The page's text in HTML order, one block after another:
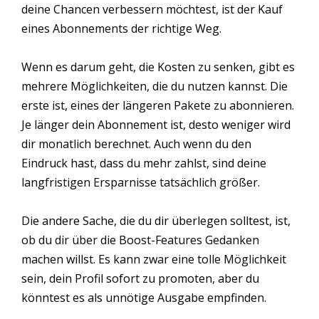
deine Chancen verbessern möchtest, ist der Kauf
eines Abonnements der richtige Weg.
Wenn es darum geht, die Kosten zu senken, gibt es
mehrere Möglichkeiten, die du nutzen kannst. Die
erste ist, eines der längeren Pakete zu abonnieren.
Je länger dein Abonnement ist, desto weniger wird
dir monatlich berechnet. Auch wenn du den
Eindruck hast, dass du mehr zahlst, sind deine
langfristigen Ersparnisse tatsächlich größer.
Die andere Sache, die du dir überlegen solltest, ist,
ob du dir über die Boost-Features Gedanken
machen willst. Es kann zwar eine tolle Möglichkeit
sein, dein Profil sofort zu promoten, aber du
könntest es als unnötige Ausgabe empfinden.